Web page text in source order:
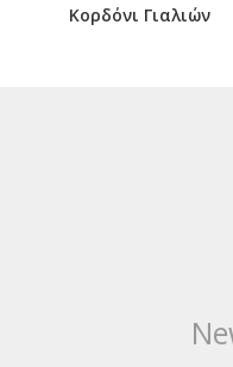
Κορδόνι Γιαλιών